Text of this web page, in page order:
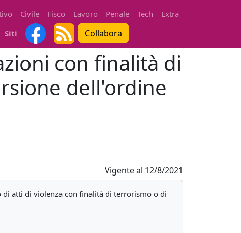
Civile Fisco Lavoro Penale Tech
Extra
Siti Collabora
con finalità di
dell'ordine
Vigente al 12/8/2021
atti di violenza con finalità di terrorismo o di